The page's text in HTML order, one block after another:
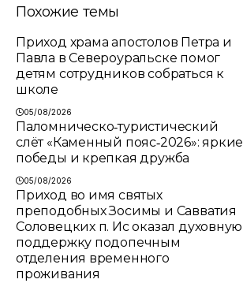
Похожие темы
Приход храма апостолов Петра и
Павла в Североуральске помог
детям сотрудников собраться к
школе
05/08/2026
Паломническо‑туристический
слёт «Каменный пояс‑2026»: яркие
победы и крепкая дружба
05/08/2026
Приход во имя святых
преподобных Зосимы и Савватия
Соловецких п. Ис оказал духовную
поддержку подопечным
отделения временного
проживания